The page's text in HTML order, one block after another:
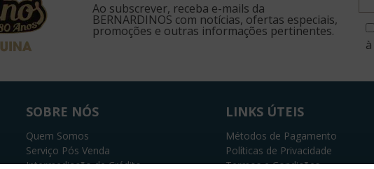
Ao subscrever, receba e-mails da
BERNARDINOS com notícias, ofertas especiais,
promoções e outras informações pertinentes.
SOBRE NÓS
Quem Somos
Serviço Pós Venda
Intermediação de Crédito
LINKS ÚTEIS
Métodos de Pagamento
Políticas de Privacidade
Termos e Condições